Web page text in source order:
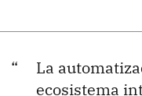
La
ecosistema